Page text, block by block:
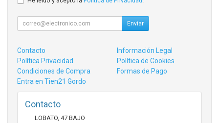
Enviar
Contacto
Información Legal
Política Privacidad
Política de Cookies
Condiciones de Compra
Formas de Pago
Entra en Tien21 Gordo
Contacto
LOBATO, 47 BAJO